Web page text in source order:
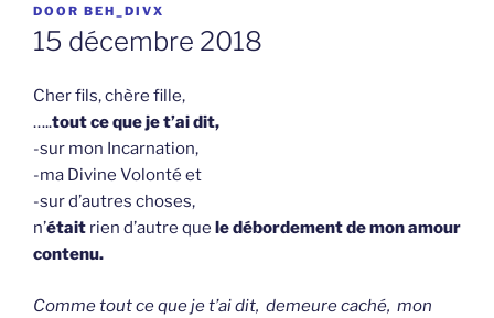
GEPLAATST
OP
DOOR BEH_DIVX
15 décembre 2018
Cher fils, chère fille,
…..tout ce que je t’ai dit,
-sur mon Incarnation,
-ma Divine Volonté et
-sur d’autres choses,
n’était rien d’autre que le débordement de mon amour
contenu.
Comme tout ce que je t’ai dit, demeure caché, mon